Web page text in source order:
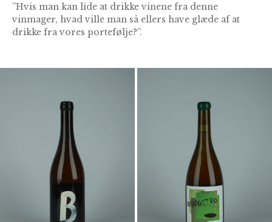
”Hvis man kan lide at drikke vinene fra denne
vinmager, hvad ville man så ellers have glæde af at
drikke fra vores portefølje?”.